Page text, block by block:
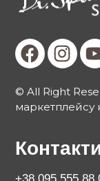
© All Right
маркетплейсу